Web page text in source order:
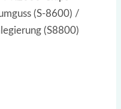
(S-8600) /
(S8800)